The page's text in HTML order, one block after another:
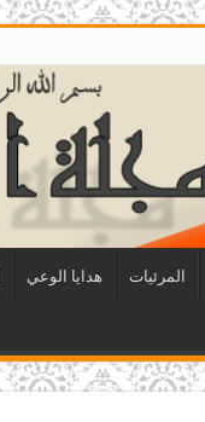
المرئيات هدايا الوعي